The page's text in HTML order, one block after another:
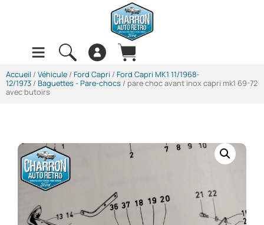
Accueil / Véhicule / Ford Capri / Ford Capri MK1 11/1968-
12/1973 / Baguettes - Pare-chocs / pare choc avant inox capri mk1 69-72
avec butoirs